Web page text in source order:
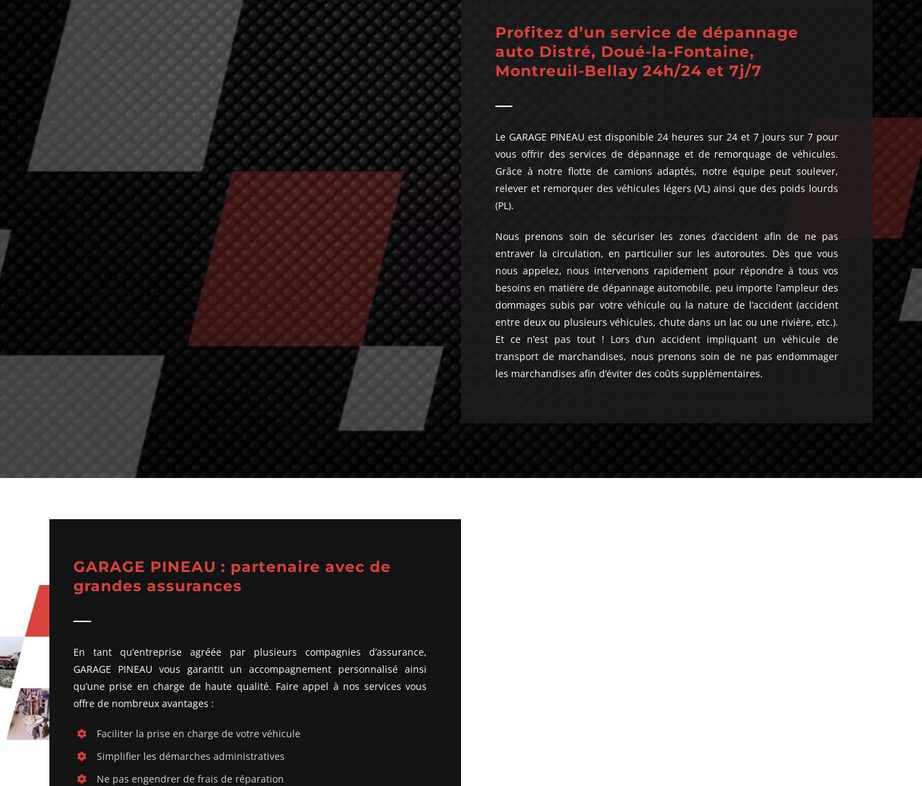
Profitez d’un service de dépannage
auto Distré, Doué-la-Fontaine,
Montreuil-Bellay 24h/24 et 7j/7
Le GARAGE PINEAU est disponible 24 heures sur 24 et 7 jours sur 7 pour
vous offrir des services de dépannage et de remorquage de véhicules.
Grâce à notre flotte de camions adaptés, notre équipe peut soulever,
relever et remorquer des véhicules légers (VL) ainsi que des poids lourds
(PL).
Nous prenons soin de sécuriser les zones d’accident afin de ne pas
entraver la circulation, en particulier sur les autoroutes. Dès que vous
nous appelez, nous intervenons rapidement pour répondre à tous vos
besoins en matière de dépannage automobile, peu importe l’ampleur des
dommages subis par votre véhicule ou la nature de l’accident (accident
entre deux ou plusieurs véhicules, chute dans un lac ou une rivière, etc.).
Et ce n’est pas tout ! Lors d’un accident impliquant un véhicule de
transport de marchandises, nous prenons soin de ne pas endommager
les marchandises afin d’éviter des coûts supplémentaires.
GARAGE PINEAU : partenaire avec de
grandes assurances
En tant qu’entreprise agréée par plusieurs compagnies d’assurance,
GARAGE PINEAU vous garantit un accompagnement personnalisé ainsi
qu’une prise en charge de haute qualité. Faire appel à nos services vous
offre de nombreux avantages :
Faciliter la prise en charge de votre véhicule
Simplifier les démarches administratives
Ne pas engendrer de frais de réparation